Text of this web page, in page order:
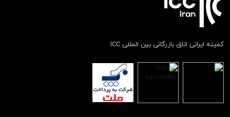
کمیته ایرانی اتاق بازرگانی بین المللی ICC